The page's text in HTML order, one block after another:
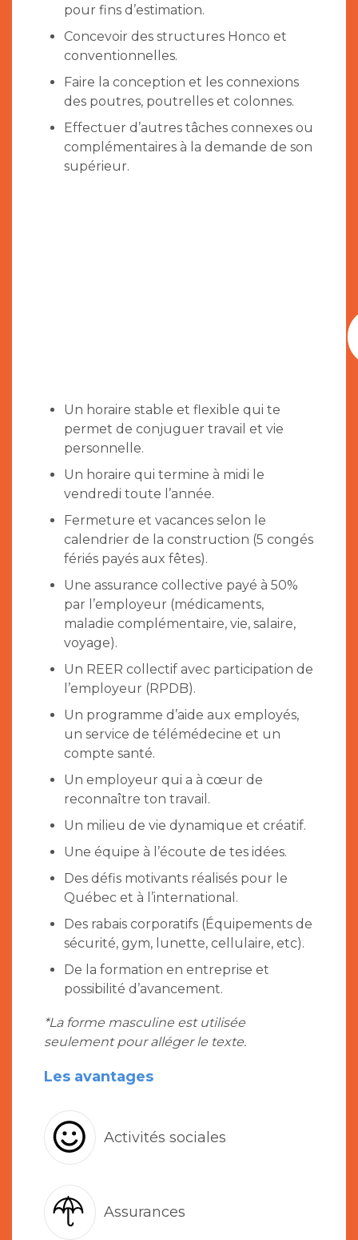
pour fins d’estimation.
Concevoir des structures Honco et
conventionnelles.
Faire la conception et les connexions
des poutres, poutrelles et colonnes.
Effectuer d’autres tâches connexes ou
complémentaires à la demande de son
supérieur.
Un horaire stable et flexible qui te
permet de conjuguer travail et vie
personnelle.
Un horaire qui termine à midi le
vendredi toute l’année.
Fermeture et vacances selon le
calendrier de la construction (5 congés
fériés payés aux fêtes).
Une assurance collective payé à 50%
par l’employeur (médicaments,
maladie complémentaire, vie, salaire,
voyage).
Un REER collectif avec participation de
l’employeur (RPDB).
Un programme d’aide aux employés,
un service de télémédecine et un
compte santé.
Un employeur qui a à cœur de
reconnaître ton travail.
Un milieu de vie dynamique et créatif.
Une équipe à l’écoute de tes idées.
Des défis motivants réalisés pour le
Québec et à l’international.
Des rabais corporatifs (Équipements de
sécurité, gym, lunette, cellulaire, etc).
De la formation en entreprise et
possibilité d’avancement.
*La forme masculine est utilisée
seulement pour alléger le texte.
Les avantages
Activités sociales
Assurances